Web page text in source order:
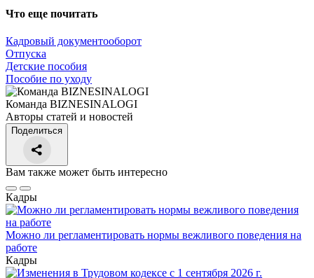
Что еще почитать
Кадровый документооборот
Отпуска
Детские пособия
Пособие по уходу
Команда BIZNESINALOGI
Авторы статей и новостей
Поделиться
Вам также может быть интересно
Кадры
Можно ли регламентировать нормы вежливого поведения на
работе
Кадры